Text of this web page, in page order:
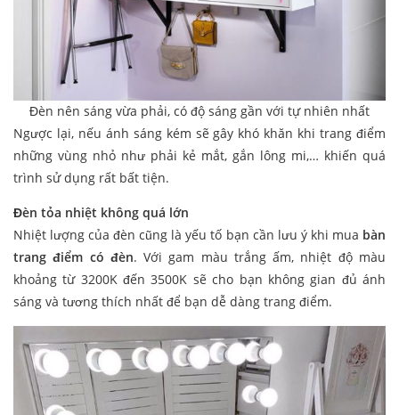
Đèn nên sáng vừa phải, có độ sáng gần với tự nhiên nhất
Ngược lại, nếu ánh sáng kém sẽ gây khó khăn khi trang điểm
những vùng nhỏ như phải kẻ mắt, gắn lông mi,… khiến quá
trình sử dụng rất bất tiện.
Đèn tỏa nhiệt không quá lớn
Nhiệt lượng của đèn cũng là yếu tố bạn cần lưu ý khi mua bàn
trang điểm có đèn. Với gam màu trắng ấm, nhiệt độ màu
khoảng từ 3200K đến 3500K sẽ cho bạn không gian đủ ánh
sáng và tương thích nhất để bạn dễ dàng trang điểm.